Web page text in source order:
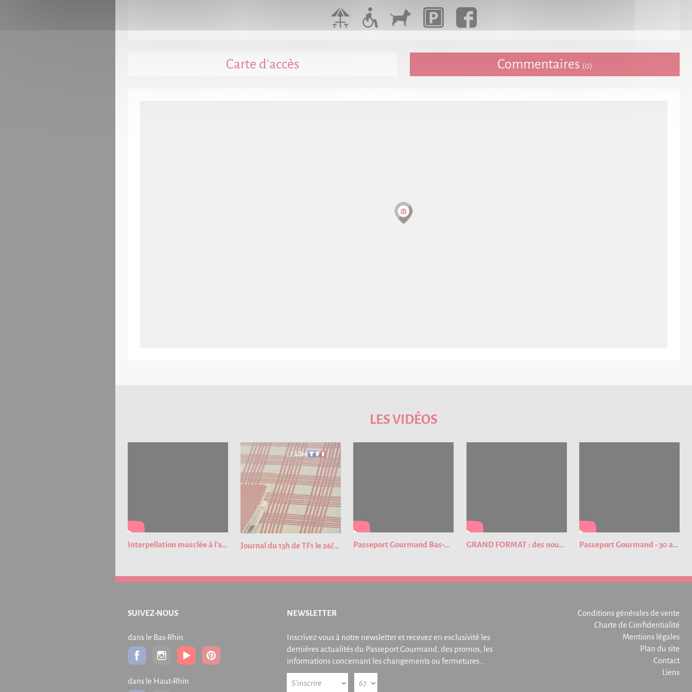
Carte d'accès Commentaires (0)
LES VIDÉOS
Interpellation musclée à l'aéroport de Strasbourg ! Journal du 13h de TF1 le 26/01/2023 Passeport Gourmand Bas-Rhin 2023 GRAND FORMAT : des nouveautés pour cette nouvelle édition du Passeport Gourmand ! Passeport Gourmand - 30 ans de bons plans
SUIVEZ-NOUS
dans le Bas-Rhin
dans le Haut-Rhin
NEWSLETTER
Inscrivez-vous à notre newsletter et recevez en exclusivité les
dernières actualités du Passeport Gourmand, des promos, les
informations concernant les changements ou fermetures...
Conditions générales de vente
Charte de Confidentialité
Mentions légales
Plan du site
Contact
Liens